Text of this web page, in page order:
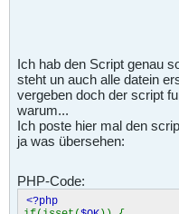
Ich hab den Script genau
steht un auch alle datein
vergeben doch der script
warum...
Ich poste hier mal den
ja was übersehen:
PHP-Code:
<?php